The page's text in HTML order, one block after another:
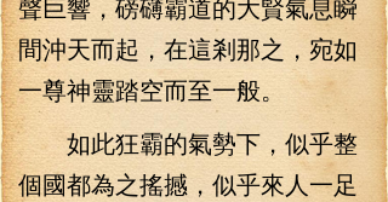
間沖天而起，在這剎那之，宛如
一尊神靈踏空而至一般。
如此狂霸的氣勢下，似乎整
個國都為之搖撼，似乎來人一足